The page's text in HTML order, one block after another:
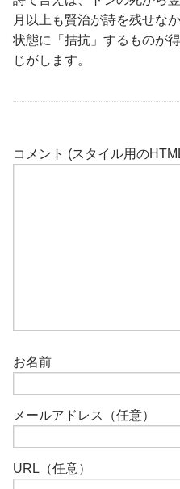
月以上も賢治が詩を残せな
状態に「拮抗」するものが
じがします。
コメント (スタイル用の
お名前
メールアドレス（任意）
URL（任意）